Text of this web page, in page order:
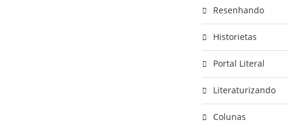
Resenhando
Historietas
Portal Literal
Literaturizando
Colunas